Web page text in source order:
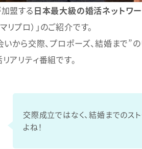
盟する日本最大級の婚活ネットワ
リプロ）」のご紹介です。
から交際、プロポーズ、結婚まで”
アリティ番組です。
交際成立ではなく、結婚までのス
よね！